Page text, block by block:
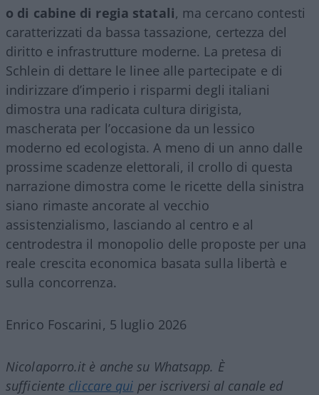
o di cabine di regia statali, ma cercano contesti
caratterizzati da bassa tassazione, certezza del
diritto e infrastrutture moderne. La pretesa di
Schlein di dettare le linee alle partecipate e di
indirizzare d’imperio i risparmi degli italiani
dimostra una radicata cultura dirigista,
mascherata per l’occasione da un lessico
moderno ed ecologista. A meno di un anno dalle
prossime scadenze elettorali, il crollo di questa
narrazione dimostra come le ricette della sinistra
siano rimaste ancorate al vecchio
assistenzialismo, lasciando al centro e al
centrodestra il monopolio delle proposte per una
reale crescita economica basata sulla libertà e
sulla concorrenza.
Enrico Foscarini, 5 luglio 2026
Nicolaporro.it è anche su Whatsapp. È
sufficiente cliccare qui per iscriversi al canale ed